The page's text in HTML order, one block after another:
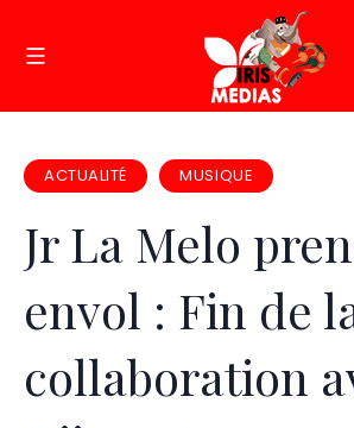
ACTUALITÉ MUSIQUE
Jr La Melo
envol : Fin de
collaboration